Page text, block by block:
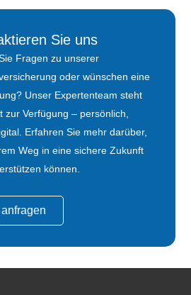
Sie uns
Fragen zu unserer
oder wünschen eine
Unser Expertenteam steht
zur Verfügung – persönlich,
Erfahren Sie mehr darüber,
Weg in eine sichere Zukunft
können.